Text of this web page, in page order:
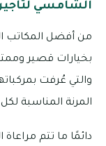
الشامسي
من أفضل المكاتب
بخيارات قصير
والتي عُرفت
المرنة المناسبة
دائمًا ما تتم